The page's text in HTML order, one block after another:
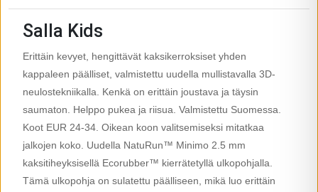
Salla Kids
Erittäin kevyet, hengittävät kaksikerroksiset yhden
kappaleen päälliset, valmistettu uudella mullistavalla 3D-
neulostekniikalla. Kenkä on erittäin joustava ja täysin
saumaton. Helppo pukea ja riisua. Valmistettu Suomessa.
Koot EUR 24-34. Oikean koon valitsemiseksi mitatkaa
jalkojen koko. Uudella NatuRun™ Minimo 2.5 mm
kaksitiheyksisellä Ecorubber™ kierrätetyllä ulkopohjalla.
Tämä ulkopohja on sulatettu päälliseen, mikä luo erittäin